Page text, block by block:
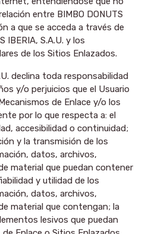
entre BIMBO DONUTS
a que se acceda a través de
IBERIA, S.A.U. y los
de los Sitios Enlazados.
declina toda responsabilidad
y/o perjuicios que el Usuario
de Enlace y/o los
por lo que respecta a: el
accesibilidad o continuidad;
y la transmisión de los
datos, archivos,
material que puedan contener
y utilidad de los
datos, archivos,
material que contengan; la
lesivos que puedan